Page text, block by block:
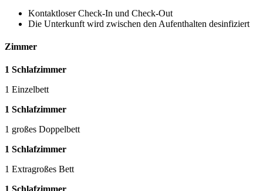
Kontaktloser Check-In und Check-Out
Die Unterkunft wird zwischen den Aufenthalten desinfiziert
Zimmer
1 Schlafzimmer
1 Einzelbett
1 Schlafzimmer
1 großes Doppelbett
1 Schlafzimmer
1 Extragroßes Bett